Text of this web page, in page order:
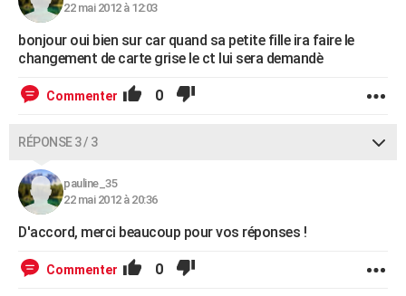
22 mai 2012 à 12:03
bonjour oui bien sur car quand sa petite fille ira faire le
changement de carte grise le ct lui sera demandè
Commenter 0
RÉPONSE 3 / 3
pauline_35
22 mai 2012 à 20:36
D'accord, merci beaucoup pour vos réponses !
Commenter 0